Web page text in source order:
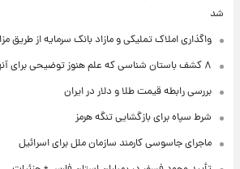
شد
واگذاری املاک تملیکی و مازاد بانک سرمایه از طریق
۸ کشف باستان شناسی که علم هنوز توضیحی برای آنها ندارد+ تصاویر
بررسی رابطه قیمت طلا و دلار در ایران
شرط سپاه برای بازگشایی تنگه هرمز
ماجرای جاسوسی کارمند سازمان ملل برای اسرائیل